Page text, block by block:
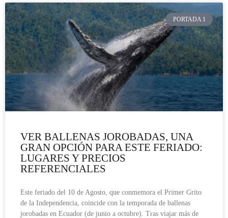
PORTADA 1
VER BALLENAS JOROBADAS, UNA
GRAN OPCIÓN PARA ESTE FERIADO:
LUGARES Y PRECIOS
REFERENCIALES
Este feriado del 10 de Agosto, que conmemora el Primer Grito
de la Independencia, coincide con la temporada de ballenas
jorobadas en Ecuador (de junio a octubre). Tras viajar más de